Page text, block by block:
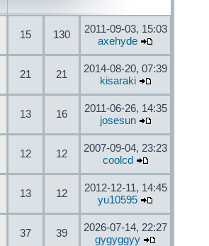
15 130
2011-09-03, 15:03
axehyde
21 21
2014-08-20, 07:39
kisaraki
13 16
2011-06-26, 14:35
josesun
12 12
2007-09-04, 23:23
coolcd
13 12
2012-12-11, 14:45
yu10595
37 39
2026-07-14, 22:27
gygyggyy